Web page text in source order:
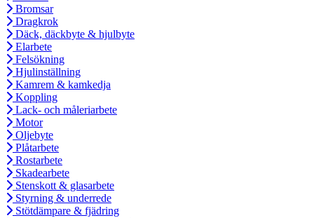
Bromsar
Dragkrok
Däck, däckbyte & hjulbyte
Elarbete
Felsökning
Hjulinställning
Kamrem & kamkedja
Koppling
Lack- och måleriarbete
Motor
Oljebyte
Plåtarbete
Rostarbete
Skadearbete
Stenskott & glasarbete
Styrning & underrede
Stötdämpare & fjädring